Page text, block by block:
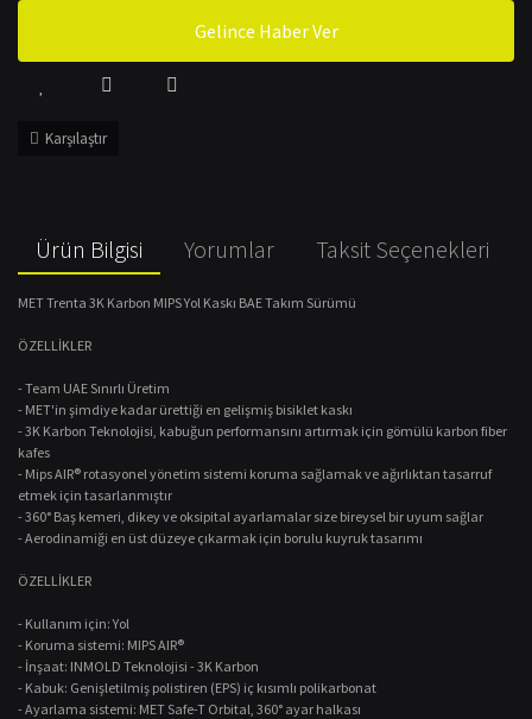
Gelince Haber Ver
Karşılaştır
Ürün Bilgisi Yorumlar Taksit Seçenekleri
MET Trenta 3K Karbon MIPS Yol Kaskı BAE Takım Sürümü
ÖZELLİKLER
- Team UAE Sınırlı Üretim
- MET'in şimdiye kadar ürettiği en gelişmiş bisiklet kaskı
- 3K Karbon Teknolojisi, kabuğun performansını artırmak için gömülü karbon fiber
kafes
- Mips AIR® rotasyonel yönetim sistemi koruma sağlamak ve ağırlıktan tasarruf
etmek için tasarlanmıştır
- 360° Baş kemeri, dikey ve oksipital ayarlamalar size bireysel bir uyum sağlar
- Aerodinamiği en üst düzeye çıkarmak için borulu kuyruk tasarımı
ÖZELLİKLER
- Kullanım için: Yol
- Koruma sistemi: MIPS AIR®
- İnşaat: INMOLD Teknolojisi - 3K Karbon
- Kabuk: Genişletilmiş polistiren (EPS) iç kısımlı polikarbonat
- Ayarlama sistemi: MET Safe-T Orbital, 360° ayar halkası